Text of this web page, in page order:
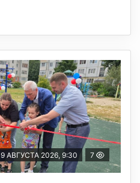
9 АВГУСТА 2026, 9:30 7